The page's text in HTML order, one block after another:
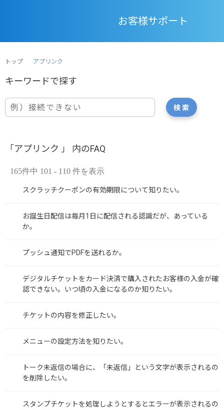
お客様サポート
トップ アプリンク
「アプリンク 」 内のFAQ
165件中 101 - 110 件を表示
スクラッチクーポンの有効期限について知りたい。
お誕生日配信は毎月1日に配信される認識だが、あっている
か。
プッシュ通知でPDFを送れるか。
デジタルチケットをカード決済で購入されたお客様の入金が確
認できない。いつ頃の入金になるのか知りたい。
チケットの内容を修正したい。
メニューの設定方法を知りたい。
トーク未返信の場合に、「未返信」という文字が表示されるの
を削除したい。
スタンプチケットを処理しようとするとエラーが表示されるの